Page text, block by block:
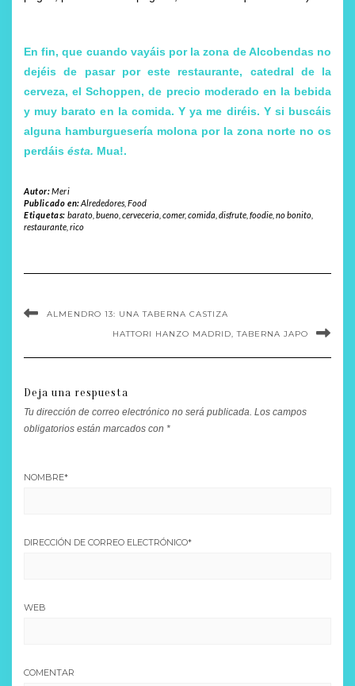
En fin, que cuando vayáis por la zona de Alcobendas no
dejéis de pasar por este restaurante, catedral de la
cerveza, el Schoppen, de precio moderado en la bebida
y muy barato en la comida. Y ya me diréis. Y si buscáis
alguna hamburguesería molona por la zona norte no os
perdáis ésta. Mua!.
Autor:Meri
Publicado en:Alrededores ,Food
Etiquetas: barato, bueno, cerveceria comer, comida disfrute, foodie, no bonito,
restaurante rico
ALMENDRO 13: UNA TABERNA CASTIZA
HATTORI HANZO MADRID, TABERNA JAPO
Deja una respuesta
Tu dirección de correo electrónico no será publicada. Los campos
obligatorios están marcados con *
NOMBRE*
DIRECCIÓN DE CORREO ELECTRÓNICO*
WEB
COMENTAR